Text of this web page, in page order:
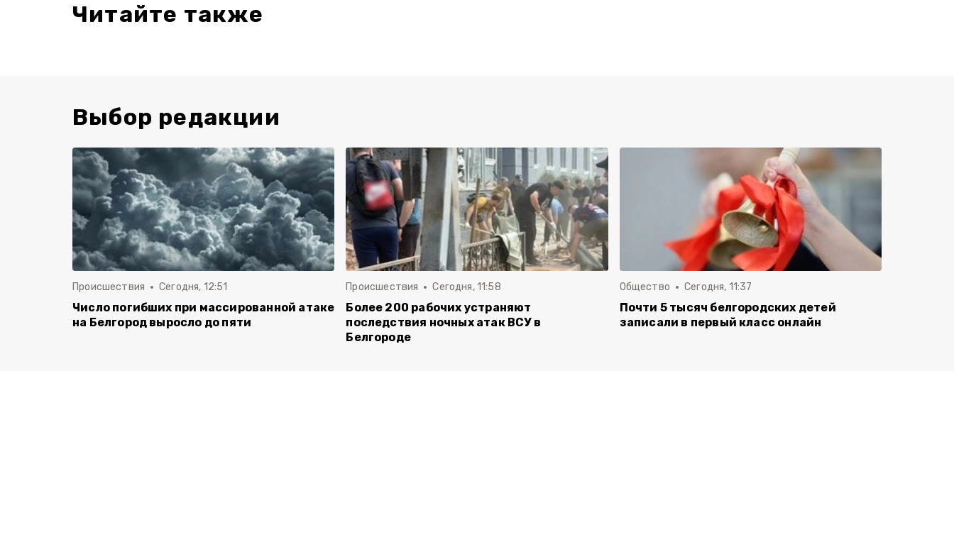
Читайте также
Выбор редакции
Происшествия Сегодня, 12:51
Число погибших при массированной атаке
на Белгород выросло до пяти
Происшествия Сегодня, 11:58
Более 200 рабочих устраняют
последствия ночных атак ВСУ в
Белгороде
Общество Сегодня, 11:37
Почти 5 тысяч белгородских детей
записали в первый класс онлайн